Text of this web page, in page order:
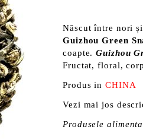
Născut între nori
Guizhou Green
coapte.Guizhou
Fructat, floral,
Produs in CHINA
Vezi mai jos
Produsele